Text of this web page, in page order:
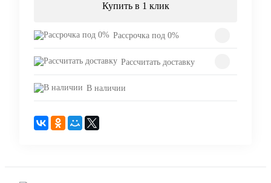
Купить в 1 клик
Рассрочка под 0%
Рассчитать доставку
В наличии